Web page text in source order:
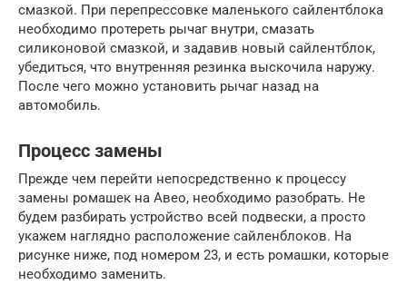
смазкой. При перепрессовке маленького сайлентблока
необходимо протереть рычаг внутри, смазать
силиконовой смазкой, и задавив новый сайлентблок,
убедиться, что внутренняя резинка выскочила наружу.
После чего можно установить рычаг назад на
автомобиль.
Процесс замены
Прежде чем перейти непосредственно к процессу
замены ромашек на Авео, необходимо разобрать. Не
будем разбирать устройство всей подвески, а просто
укажем наглядно расположение сайленблоков. На
рисунке ниже, под номером 23, и есть ромашки, которые
необходимо заменить.